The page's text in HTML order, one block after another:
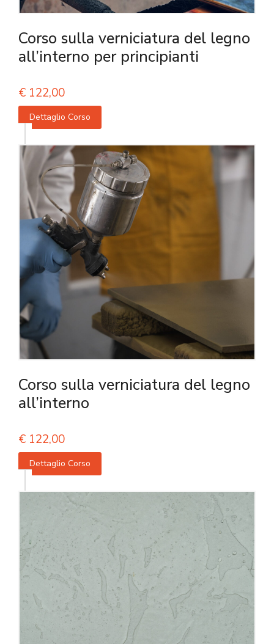
Corso sulla verniciatura del legno
all’interno per principianti
€ 122,00
Dettaglio Corso
Corso sulla verniciatura del legno
all’interno
€ 122,00
Dettaglio Corso